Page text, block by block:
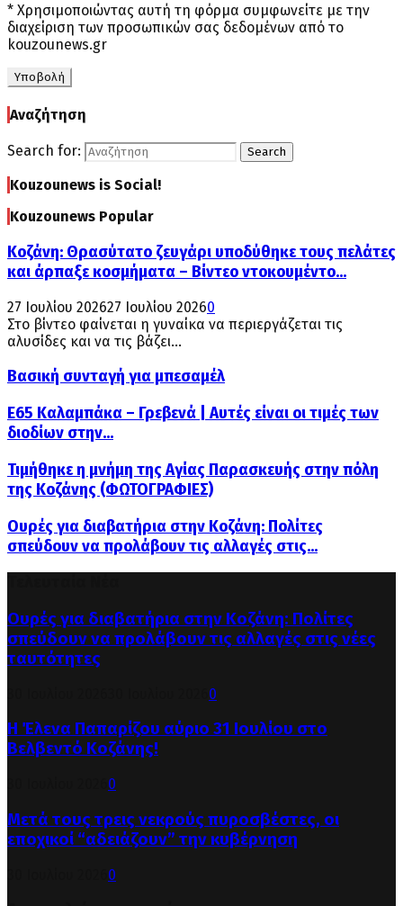
* Χρησιμοποιώντας αυτή τη φόρμα συμφωνείτε με την
διαχείριση των προσωπικών σας δεδομένων από το
kouzounews.gr
Αναζήτηση
Search for: Search
Kouzounews is Social!
Kouzounews Popular
Κοζάνη: Θρασύτατο ζευγάρι υποδύθηκε τους πελάτες
και άρπαξε κοσμήματα – Βίντεο ντοκουμέντο...
27 Ιουλίου 202627 Ιουλίου 20260
Στο βίντεο φαίνεται η γυναίκα να περιεργάζεται τις
αλυσίδες και να τις βάζει...
Βασική συνταγή για μπεσαμέλ
Ε65 Καλαμπάκα – Γρεβενά | Αυτές είναι οι τιμές των
διοδίων στην...
Τιμήθηκε η μνήμη της Αγίας Παρασκευής στην πόλη
της Κοζάνης (ΦΩΤΟΓΡΑΦΙΕΣ)
Ουρές για διαβατήρια στην Κοζάνη: Πολίτες
σπεύδουν να προλάβουν τις αλλαγές στις...
Ουρές για διαβατήρια στην Κοζάνη: Πολίτες
σπεύδουν να προλάβουν τις αλλαγές στις νέες
ταυτότητες
0
Η Έλενα Παπαρίζου αύριο 31 Ιουλίου στο
Βελβεντό Κοζάνης!
0
Μετά τους τρεις νεκρούς πυροσβέστες, οι
εποχικοί “αδειάζουν” την κυβέρνηση
0